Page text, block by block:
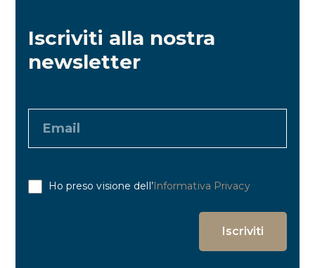
Iscriviti alla nostra
newsletter
Ho preso visione dell’Informativa Privacy